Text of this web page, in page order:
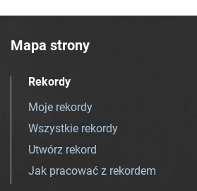
Mapa strony
Rekordy
Moje rekordy
Wszystkie rekordy
Utwórz rekord
Jak pracować z rekordem